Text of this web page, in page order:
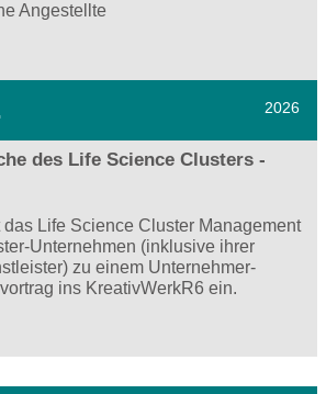
Angestellte
2026
des Life Science Clusters -
Life Science Cluster Management
Unternehmen (inklusive ihrer
zu einem Unternehmer-
ins KreativWerkR6 ein.